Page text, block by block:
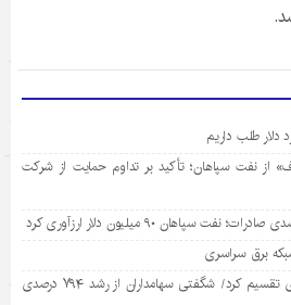
از نفت سپاهان؛ تأکید بر تداوم حمایت از شرکت
برق سراسری
مجمع شسپا ۲۰۰ تومان سود نقدی تقسیم کرد/ شگفتی سهامداران از رشد ۷۹۴ درصدی